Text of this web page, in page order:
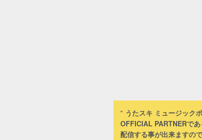
うたスキ ミュージック
OFFICIAL PARTNERで
配信する事が出来ますの